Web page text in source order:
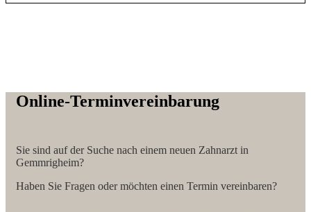
Online-Terminvereinbarung
Sie sind auf der Suche nach einem neuen Zahnarzt in
Gemmrigheim?
Haben Sie Fragen oder möchten einen Termin vereinbaren?